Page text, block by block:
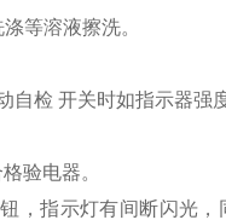
等溶液擦洗。
检 开关时如指示器强
验电器。
指示灯有间断闪光，